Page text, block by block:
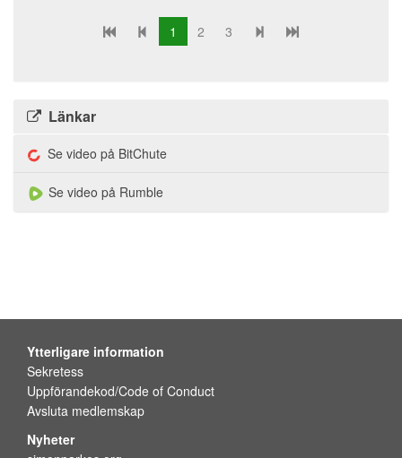
1 2 3
Länkar
Se video på BitChute
Se video på Rumble
Ytterligare information
Sekretess
Uppförandekod/Code of Conduct
Avsluta medlemskap
Nyheter